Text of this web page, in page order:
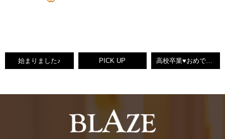
始まりました♪ PICK UP 高校卒業♥おめでとう♡ARTISTBOX♡KEIKO